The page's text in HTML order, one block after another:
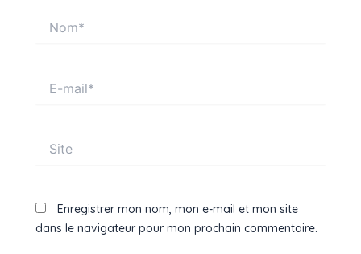
mail*
Enregistrer mon nom, mon e-mail et mon site
dans le navigateur pour mon prochain commentaire.